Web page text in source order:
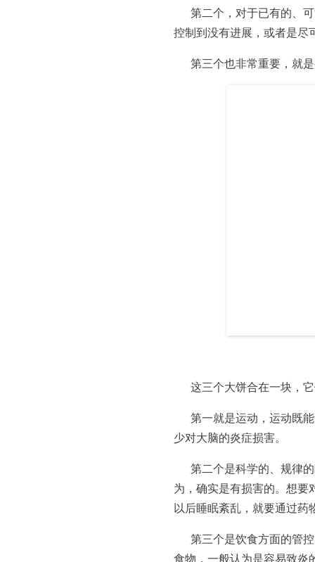
第二个，对于已有的、
控制到没有进展，或者是尽
第三个也非常重要，就
这三个大饼合在一块，
第一就是运动，运动既
少对大脑的炎症损害。
第二个是科学的、规律
为，确实是有损害的。想要
以后睡眠紊乱，就要通过药
第三个是饮食方面的管
食物，一般认为是容易致炎